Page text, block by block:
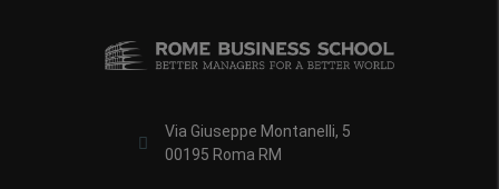
Via Giuseppe Montanelli, 5
00195 Roma RM